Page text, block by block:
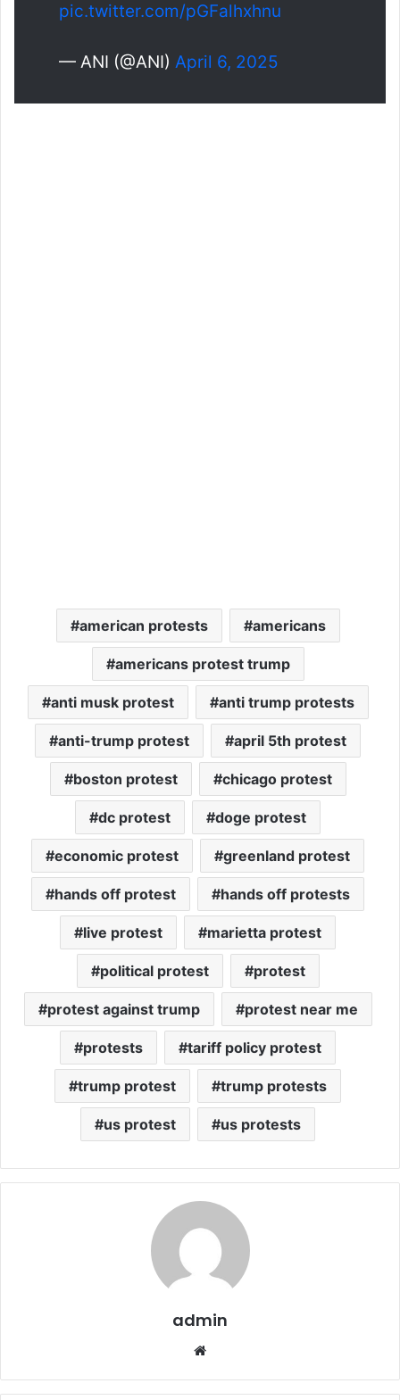
pic.twitter.com/pGFalhxhnu
— ANI (@ANI) April 6, 2025
american protests americans
americans protest trump
anti musk protest anti trump protests
anti-trump protest april 5th protest
boston protest chicago protest
dc protest doge protest
economic protest greenland protest
hands off protest hands off protests
live protest marietta protest
political protest protest
protest against trump protest near me
protests tariff policy protest
trump protest trump protests
us protest us protests
admin